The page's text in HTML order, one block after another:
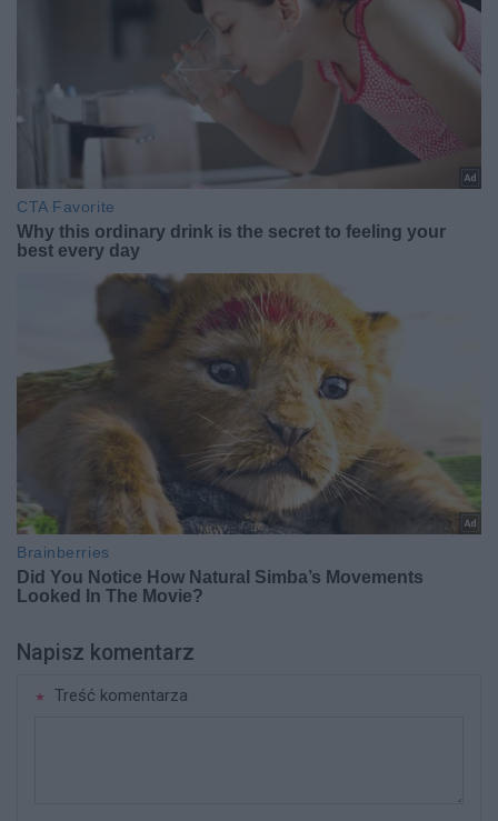
Napisz komentarz
Treść komentarza